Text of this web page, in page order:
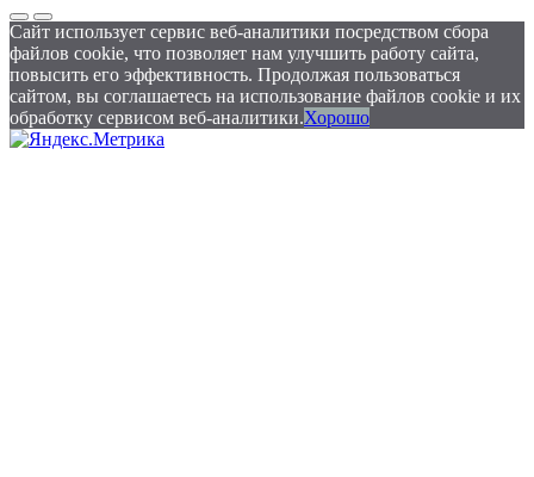
Сайт использует сервис веб-аналитики посредством сбора
файлов cookie, что позволяет нам улучшить работу сайта,
повысить его эффективность. Продолжая пользоваться
сайтом, вы соглашаетесь на использование файлов cookie и их
обработку сервисом веб-аналитики.Хорошо